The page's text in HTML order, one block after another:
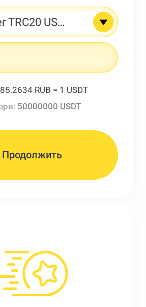
Tether TRC20 USDT
85.2634 RUB = 1 USDT
50000000 USDT
Продолжить